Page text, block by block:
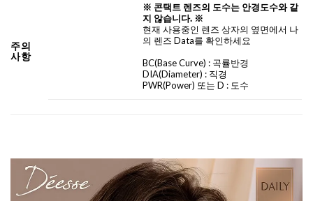
주의
사항
※ 콘택트 렌즈의 도수는 안경도수와 같
지 않습니다. ※
현재 사용중인 렌즈 상자의 옆면에서 나
의 렌즈 Data를 확인하세요
BC(Base Curve) : 곡률반경
DIA(Diameter) : 직경
PWR(Power) 또는 D : 도수